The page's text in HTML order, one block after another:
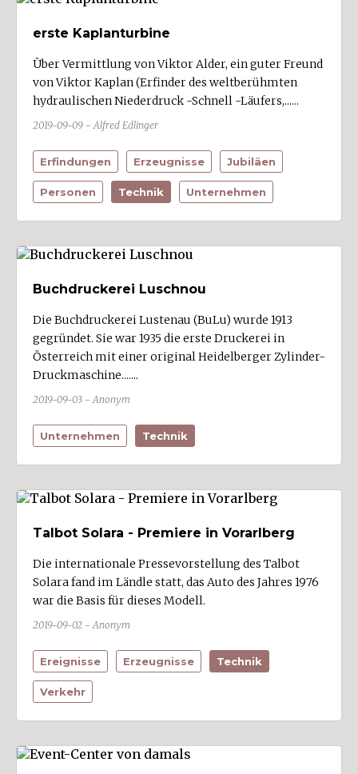
erste Kaplanturbine
Über Vermittlung von Viktor Alder, ein guter Freund
von Viktor Kaplan (Erfinder des weltberühmten
hydraulischen Niederdruck -Schnell -Läufers,......
2019-09-09 - Alfred Edlinger
Erfindungen Erzeugnisse Jubiläen
Personen Technik Unternehmen
Buchdruckerei Luschnou
Die Buchdruckerei Lustenau (BuLu) wurde 1913
gegründet. Sie war 1935 die erste Druckerei in
Österreich mit einer original Heidelberger Zylinder-
Druckmaschine.......
2019-09-03 - Anonym
Unternehmen Technik
Talbot Solara - Premiere in Vorarlberg
Die internationale Pressevorstellung des Talbot
Solara fand im Ländle statt, das Auto des Jahres 1976
war die Basis für dieses Modell.
2019-09-02 - Anonym
Ereignisse Erzeugnisse Technik
Verkehr